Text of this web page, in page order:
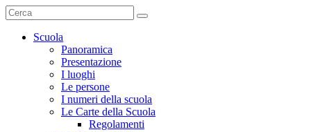
Scuola
Panoramica
Presentazione
I luoghi
Le persone
I numeri della scuola
Le Carte della Scuola
Regolamenti